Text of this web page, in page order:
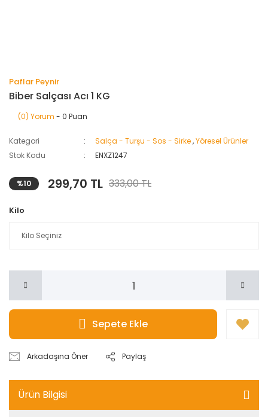
Paflar Peynir
Biber Salçası Acı 1 KG
(0) Yorum - 0 Puan
Kategori Salça - Turşu - Sos - Sirke,Yöresel Ürünler
Stok Kodu
ENXZ1247
%10 299,70 TL 333,00 TL
Kilo
Sepete Ekle
Arkadaşına Öner Paylaş
Ürün Bilgisi